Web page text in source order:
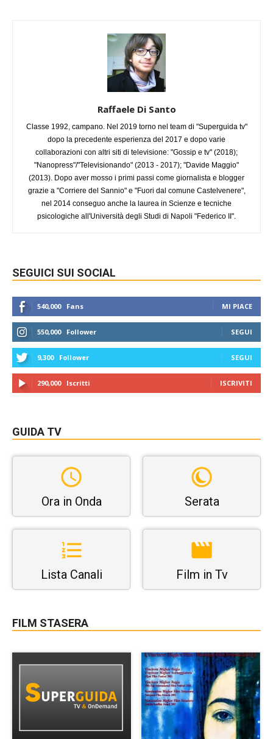
Raffaele Di Santo
Classe 1992, campano. Nel 2019 torno nel team di "Superguida tv"
dopo la precedente esperienza del 2017 e dopo varie
collaborazioni con altri siti di televisione: "Gossip e tv" (2018);
"Nanopress"/"Televisionando" (2013 - 2017); "Davide Maggio"
(2013). Dopo aver mosso i primi passi come giornalista e blogger
grazie a "Corriere del Sannio" e "Fuori dal comune Castelvenere",
nel 2014 conseguo anche la laurea in Scienze e tecniche
psicologiche all'Università degli Studi di Napoli "Federico II".
SEGUICI SUI SOCIAL
540,000 Fans MI PIACE
550,000 Follower SEGUI
9,300 Follower SEGUI
290,000 Iscritti ISCRIVITI
GUIDA TV
Ora in Onda Serata
Lista Canali Film in Tv
FILM STASERA